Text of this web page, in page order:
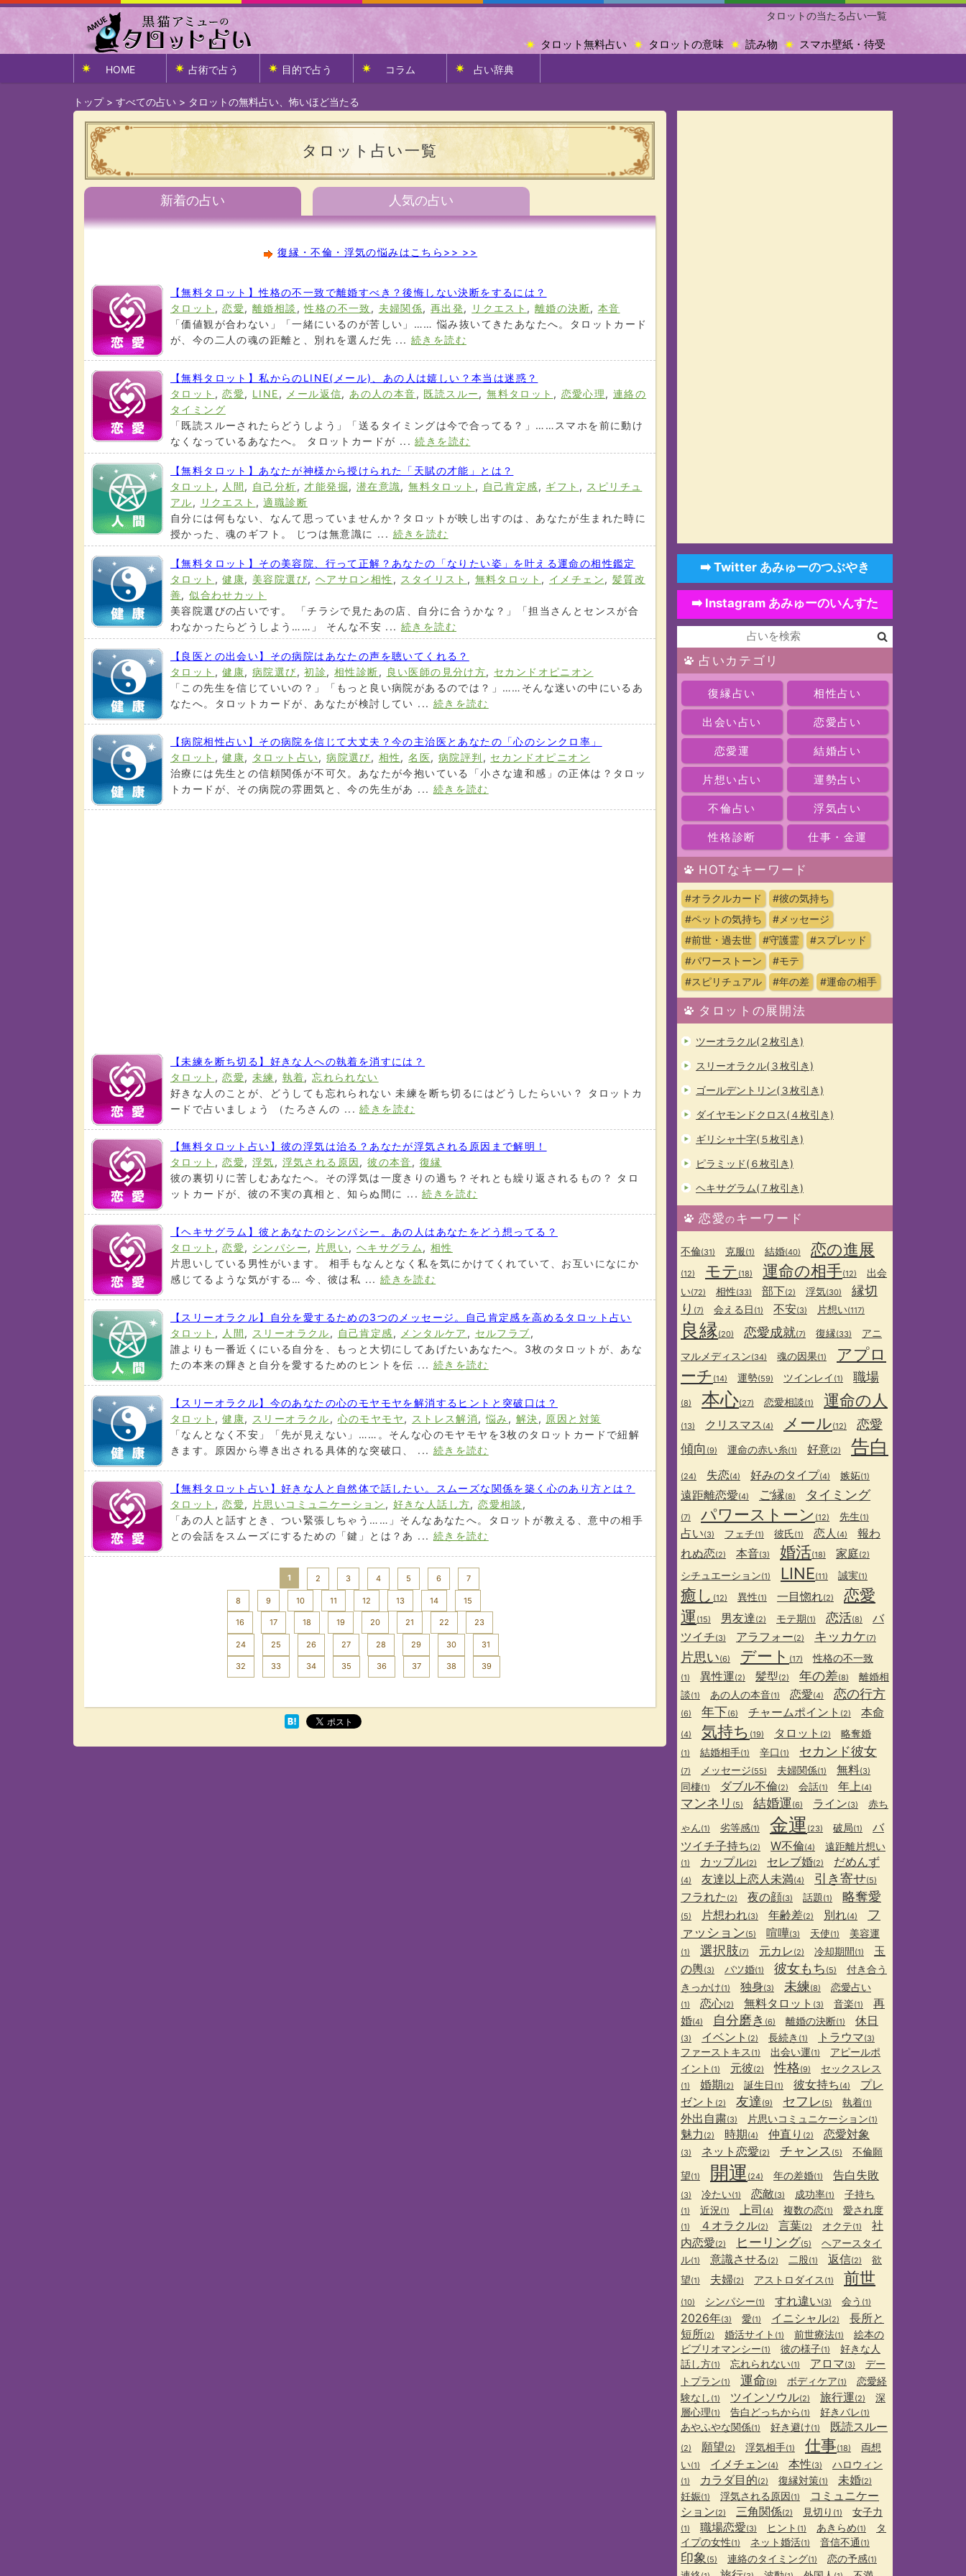
タロットの当たる占い一覧
スマホ壁紙・待受
読み物
タロットの意味
タロット無料占い
HOME 占術で占う 目的で占う コラム 占い辞典
トップ> すべての占い > タロットの無料占い、怖いほど当たる
タロット占い一覧
新着の占い 人気の占い
復縁・不倫・浮気の悩みはこちら>> >>
【無料タロット】性格の不一致で離婚すべき？後悔しない決断をするには？
タロット ,恋愛,離婚相談 ,性格の不一致, 夫婦関係,再出発, リクエスト , 離婚の決断, 本音
「価値観が合わない」「一緒にいるのが苦しい」…… 悩み抜いてきたあなたへ。タロットカード
が、今の二人の魂の距離と、別れを選んだ先 ... 続きを読む
【無料タロット】私からのLINE(メール)、あの人は嬉しい？本当は迷惑？
タロット ,恋愛, LINE, メール返信, あの人の本音, 既読スルー,無料タロット , 恋愛心理, 連絡の
タイミング
「既読スルーされたらどうしよう」「送るタイミングは今で合ってる？」……スマホを前に動け
なくなっているあなたへ。 タロットカードが ...続きを読む
【無料タロット】あなたが神様から授けられた「天賦の才能」とは？
タロット , 人間, 自己分析, 才能発掘, 潜在意識,無料タロット , 自己肯定感, ギフト , スピリチュ
アル, リクエスト ,適職診断
自分には何もない、なんて思っていませんか？タロットが映し出すのは、あなたが生まれた時に
授かった、魂のギフト。 じつは無意識に ... 続きを読む
【無料タロット】その美容院、行って正解？あなたの「なりたい姿」を叶える運命の相性鑑定
タロット ,健康, 美容院選び, ヘアサロン相性 , スタイリスト , 無料タロット , イメチェン, 髪質改
善,似合わせカット
美容院選びの占いです。 「チラシで見たあの店、自分に合うかな？」「担当さんとセンスが合
わなかったらどうしよう……」 そんな不安 ... 続きを読む
【良医との出会い】その病院はあなたの声を聴いてくれる？
タロット ,健康,病院選び,初診,相性診断, 良い医師の見分け方, セカンドオピニオン
「この先生を信じていいの？」「もっと良い病院があるのでは？」……そんな迷いの中にいるあ
なたへ。タロットカードが、あなたが検討してい ... 続きを読む
【病院相性占い】その病院を信じて大丈夫？今の主治医とあなたの「心のシンクロ率」
タロット ,健康, タロット占い,病院選び, 相性,名医, 病院評判 , セカンドオピニオン
治療には先生との信頼関係が不可欠。あなたが今抱いている「小さな違和感」の正体は？タロッ
トカードが、その病院の雰囲気と、今の先生があ ... 続きを読む
【未練を断ち切る】好きな人への執着を消すには？
タロット ,恋愛,未練 , 執着,忘れられない
好きな人のことが、どうしても忘れられない 未練を断ち切るにはどうしたらいい？ タロットカ
ードで占いましょう （たろさんの ...続きを読む
【無料タロット占い】彼の浮気は治る？あなたが浮気される原因まで解明！
タロット ,恋愛,浮気, 浮気される原因 ,彼の本音, 復縁
彼の裏切りに苦しむあなたへ。その浮気は一度きりの過ち？それとも繰り返されるもの？ タロ
ットカードが、彼の不実の真相と、知らぬ間に ...続きを読む
【ヘキサグラム】彼とあなたのシンパシー。あの人はあなたをどう想ってる？
タロット ,恋愛, シンパシー, 片思い, ヘキサグラム,相性
片思いしている男性がいます。 相手もなんとなく私を気にかけてくれていて、お互いになにか
感じてるような気がする… 今、彼は私 ...続きを読む
【スリーオラクル】自分を愛するための3つのメッセージ。自己肯定感を高めるタロット占い
タロット , 人間, スリーオラクル, 自己肯定感, メンタルケア , セルフラブ,
誰よりも一番近くにいる自分を、もっと大切にしてあげたいあなたへ。3枚のタロットが、あな
たの本来の輝きと自分を愛するためのヒントを伝 ... 続きを読む
【スリーオラクル】今のあなたの心のモヤモヤを解消するヒントと突破口は？
タロット ,健康, スリーオラクル, 心のモヤモヤ, ストレス解消,悩み , 解決, 原因と対策
「なんとなく不安」「先が見えない」……。そんな心のモヤモヤを3枚のタロットカードで紐解
きます。原因から導き出される具体的な突破口、 ... 続きを読む
【無料タロット占い】好きな人と自然体で話したい。スムーズな関係を築く心のあり方とは？
タロット ,恋愛, 片思いコミュニケーション , 好きな人話し方,恋愛相談 ,
「あの人と話すとき、つい緊張しちゃう……」そんなあなたへ。タロットが教える、意中の相手
との会話をスムーズにするための「鍵」とは？あ ... 続きを読む
1 2 3 4 5 6 7
8 9 10 11 12 13 14 15
16 17 18 19 20 21 22 23
24 25 26 27 28 29 30 31
32 33 34 35 36 37 38 39
➡️ Twitter あみゅーのつぶやき
➡️ Instagram あみゅーのいんすた
占いカテゴリ
復縁占い 相性占い
出会い占い 恋愛占い
恋愛運 結婚占い
片想い占い 運勢占い
不倫占い 浮気占い
性格診断 仕事・金運
HOTなキーワード
#オラクルカード
#彼の気持ち
#ペットの気持ち
#メッセージ
#前世・過去世
#守護霊
#スプレッド
#パワーストーン
#モテ
#スピリチュアル
#年の差 #運命の相手
タロットの展開法
ツーオラクル(２枚引き)
スリーオラクル(３枚引き)
ゴールデントリン(３枚引き)
ダイヤモンドクロス(４枚引き)
ギリシャ十字(５枚引き)
ピラミッド(６枚引き)
ヘキサグラム(７枚引き)
恋愛のキーワード
不倫(31) 克服(1) 結婚(40) 恋の進展
(12) モテ (18) 運命の相手(12)
出会
い(72) 相性(33) 部下(2) 浮気(30)
縁切
り (7) 会える日 (1) 不安(3) 片想い(117)
良縁(20) 恋愛成就(7) 復縁(33)
アニ
マルメディスン(34) 魂の因果(1)
アプロ
ーチ (14) 運勢(59) ツインレイ (1) 職場
(8) 本心(27) 恋愛相談(1) 運命の人
(13) クリスマス (4) メール(12)
恋愛
傾向 (9) 運命の赤い糸(1) 好意(2) 告白
(24) 失恋(4) 好みのタイプ(4) 嫉妬(1)
遠距離恋愛(4) ご縁(8) タイミング
(7) パワーストーン (12) 先生(1)
占い(3) フェチ(1) 彼氏(1) 恋人 (4)
報わ
れぬ恋(2) 本音(3) 婚活(18) 家庭(2)
シチュエーション(1) LINE(11) 誠実(1)
癒し (12) 異性(1) 一目惚れ(2)
恋愛
運 (15) 男友達(2) モテ期(1) 恋活(8)
バ
ツイチ(3) アラフォー(2) キッカケ(7)
片思い(6) デート (17) 性格の不一致
(1) 異性運(2) 髪型(2) 年の差(8)
離婚相
談(1) あの人の本音(1) 恋愛(4) 恋の行方
(6) 年下(6) チャームポイント (2) 本命
(4) 気持ち (19) タロット (2) 略奪婚
(1) 結婚相手(1) 辛口 (1) セカンド彼女
(7) メッセージ(55) 夫婦関係(1) 無料(3)
同棲(1) ダブル不倫(2) 会話(1) 年上(4)
マンネリ (5) 結婚運(6) ライン(3)
赤ち
ゃん(1) 劣等感(1) 金運 (23) 破局(1)
バ
ツイチ子持ち (2) W不倫(4) 遠距離片想い
(1) カップル(2) セレブ婚(2) だめんず
(4) 友達以上恋人未満(4) 引き寄せ(5)
フラれた (2) 夜の顔(3) 話題(1) 略奪愛
(5) 片想われ(3) 年齢差(2) 別れ(4)
フ
ァッション(5) 喧嘩(3) 天使(1) 美容運
(1) 選択肢(7) 元カレ (2) 冷却期間(1)
玉
の輿(3) バツ婚(1) 彼女もち (5)
付き合う
きっかけ(1) 独身(3) 未練(8) 恋愛占い
(1) 恋心(2) 無料タロット (3) 音楽(1)
再
婚(4) 自分磨き (6) 離婚の決断(1) 休日
(3) イベント (2) 長続き (1) トラウマ(3)
ファーストキス (1) 出会い運(1)
アピールポ
イント (1) 元彼(2) 性格(9) セックスレス
(1) 婚期(2) 誕生日 (1) 彼女持ち (4)
プレ
ゼント (2) 友達 (9) セフレ (5) 執着(1)
外出自粛(3) 片思いコミュニケーション(1)
魅力 (2) 時期(4) 仲直り (2) 恋愛対象
(3) ネット恋愛(2) チャンス (5)
不倫願
望(1) 開運 (24) 年の差婚(1) 告白失敗
(3) 冷たい(1) 恋敵(3) 成功率(1) 子持ち
(1) 近況 (1) 上司 (4) 複数の恋(1) 愛され度
(1) ４オラクル(2) 言葉(2) オクテ(1)
社
内恋愛(2) ヒーリング(5)
ヘアースタイ
ル(1) 意識させる (2) 二股(1) 返信(2)
欲
望(1) 夫婦(2) アストロダイス (1) 前世
(10) シンパシー(1) すれ違い(3) 会う (1)
2026年(3) 愛(1) イニシャル(2)
長所と
短所(2) 婚活サイト (1) 前世療法(1)
絵本の
ビブリオマンシー(1) 彼の様子(1)
好きな人
話し方(1) 忘れられない(1) アロマ(3)
デー
トプラン(1) 運命(9) ボディケア(1)
恋愛経
験なし (1) ツインソウル(2) 旅行運(2)
深
層心理(1) 告白どっちから (1) 好きバレ(1)
あやふやな関係(1) 好き避け(1) 既読スルー
(2) 願望(2) 浮気相手(1) 仕事(18)
両想
い(1) イメチェン(4) 本性(3) ハロウィン
(1) カラダ目的(2) 復縁対策(1) 未婚(2)
妊娠(1) 浮気される原因(1)
コミュニケー
ション(2) 三角関係(2) 見切り (1) 女子力
(1) 職場恋愛(3) ヒント (1) あきらめ(1)
タ
イプの女性(1) ネット婚活(1) 音信不通 (1)
印象 (5) 連絡のタイミング(1) 恋の予感(1)